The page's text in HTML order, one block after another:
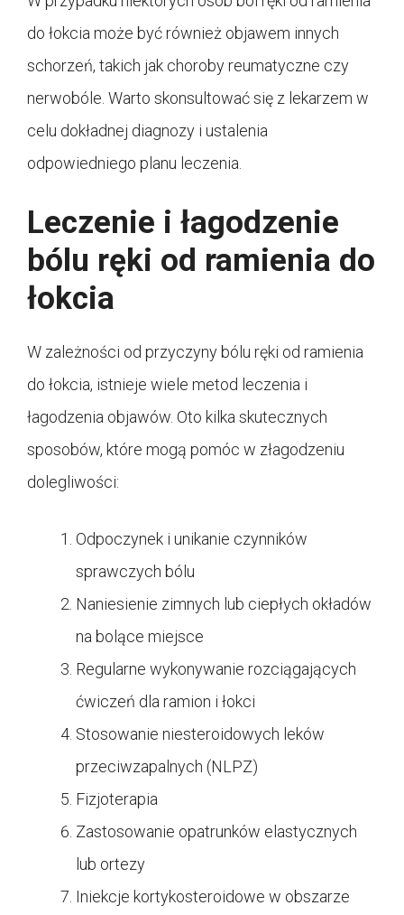
do łokcia może być również objawem innych
schorzeń, takich jak choroby reumatyczne czy
nerwobóle. Warto skonsultować się z lekarzem w
celu dokładnej diagnozy i ustalenia
odpowiedniego planu leczenia.
Leczenie i łagodzenie
bólu ręki od ramienia do
łokcia
W zależności od przyczyny bólu ręki od ramienia
do łokcia, istnieje wiele metod leczenia i
łagodzenia objawów. Oto kilka skutecznych
sposobów, które mogą pomóc w złagodzeniu
dolegliwości:
Odpoczynek i unikanie czynników
sprawczych bólu
Naniesienie zimnych lub ciepłych okładów
na bolące miejsce
Regularne wykonywanie rozciągających
ćwiczeń dla ramion i łokci
Stosowanie niesteroidowych leków
przeciwzapalnych (NLPZ)
Fizjoterapia
Zastosowanie opatrunków elastycznych
lub ortezy
Iniekcje kortykosteroidowe w obszarze